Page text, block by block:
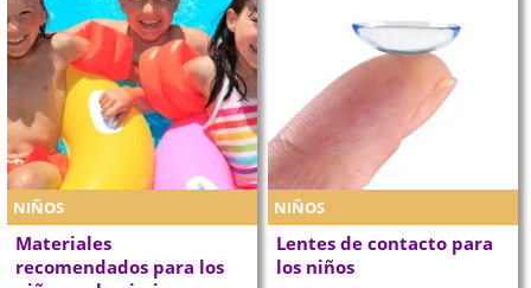
NIÑOS
Materiales
recomendados para los
NIÑOS
Lentes de contacto para
los niños